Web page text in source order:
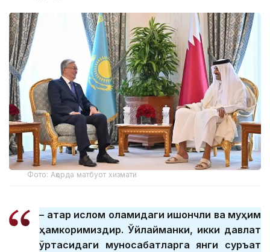
Фото: Ақорда матбуот хизмати
– Қатар ислом оламидаги ишончли ва муҳим
ҳамкоримиздир. Ўйлайманки, икки давлат
ўртасидаги муносабатларга янги суръат